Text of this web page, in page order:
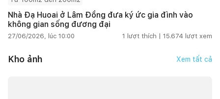
Nhà Đạ Huoai ở Lâm Đồng đưa ký ức gia đình vào
không gian sống đương đại
27/06/2026, lúc 10:00 1 lượt thích | 15.674 lượt xem
Kho ảnh Xem tất cả